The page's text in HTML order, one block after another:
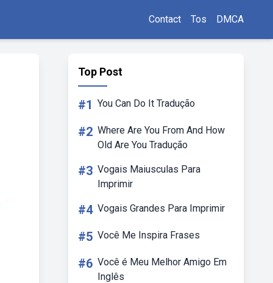
Contact Tos DMCA
Top Post
#1 You Can Do It Tradução
#2 Where Are You From And How
Old Are You Tradução
#3 Vogais Maiusculas Para
Imprimir
#4 Vogais Grandes Para Imprimir
#5 Você Me Inspira Frases
#6 Você é Meu Melhor Amigo Em
Inglês